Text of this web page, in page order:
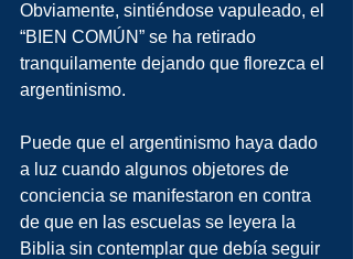
Obviamente, sintiéndose vapuleado, el
“BIEN COMÚN” se ha retirado
tranquilamente dejando que florezca el
argentinismo.
Puede que el argentinismo haya dado
a luz cuando algunos objetores de
conciencia se manifestaron en contra
de que en las escuelas se leyera la
Biblia sin contemplar que debía seguir